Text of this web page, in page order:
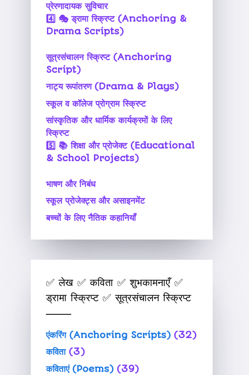
प्रेरणादायक सुविचार
4️⃣ 🎭 ड्रामा स्क्रिप्ट (Anchoring &
Drama Scripts)
सूत्रसंचालन स्क्रिप्ट (Anchoring
Script)
नाट्य रूपांतरण (Drama & Plays)
स्कूल व कॉलेज प्रोग्राम स्क्रिप्ट
सांस्कृतिक और धार्मिक कार्यक्रमों के लिए
स्क्रिप्ट
5️⃣ 📚 शिक्षा और प्रोजेक्ट (Educational
& School Projects)
भाषण और निबंध
स्कूल प्रोजेक्ट्स और असाइनमेंट
बच्चों के लिए नैतिक कहानियाँ
✅ लेख ✅ कविता ✅ शुभकामनाएँ ✅
ड्रामा स्क्रिप्ट ✅ सूत्रसंचालन स्क्रिप्ट
एंकरिंग (Anchoring Scripts) (32)
कविता(3)
कविताएं (Poems) (39)